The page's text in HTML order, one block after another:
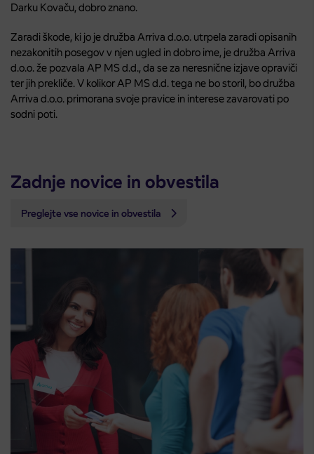
Darku Kovaču, dobro znano.
Zaradi škode, ki jo je družba Arriva d.o.o. utrpela zaradi opisanih
nezakonitih posegov v njen ugled in dobro ime, je družba Arriva
d.o.o. že pozvala AP MS d.d., da se za neresnične izjave opraviči
ter jih prekliče. V kolikor AP MS d.d. tega ne bo storil, bo družba
Arriva d.o.o. primorana svoje pravice in interese zavarovati po
sodni poti.
Zadnje novice in obvestila
Preglejte vse novice in obvestila